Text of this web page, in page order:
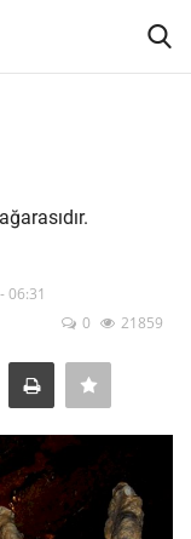
06:31
0
21859